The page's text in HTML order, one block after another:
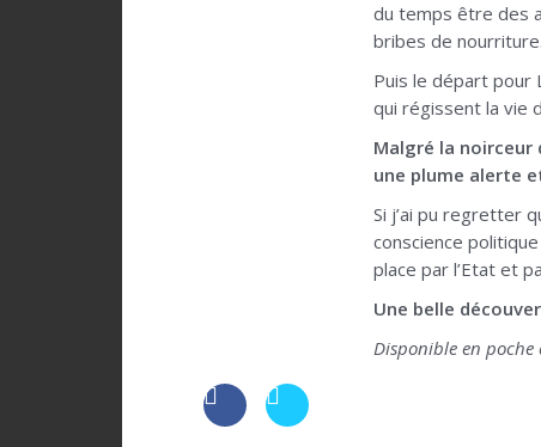
du temps être des
bribes de
Puis le départ pour
qui régissent la vie
Malgré la noirceur
une plume alerte
Si j’ai pu regretter
conscience
place par l’Etat et
Une belle
Disponible en poche